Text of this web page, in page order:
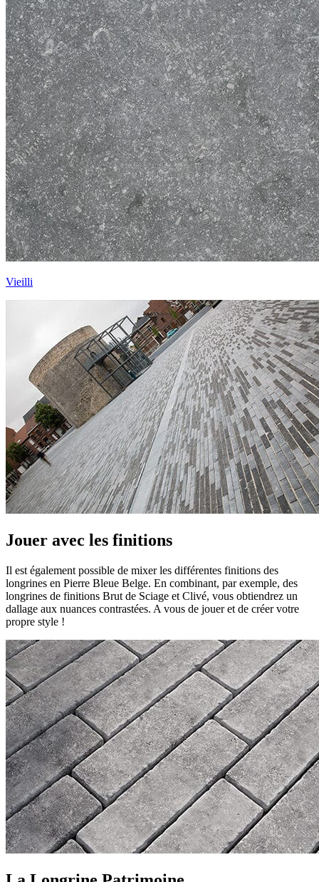
Vieilli
Jouer avec les finitions
Il est également possible de mixer les différentes finitions des
longrines en Pierre Bleue Belge. En combinant, par exemple, des
longrines de finitions Brut de Sciage et Clivé, vous obtiendrez un
dallage aux nuances contrastées. A vous de jouer et de créer votre
propre style !